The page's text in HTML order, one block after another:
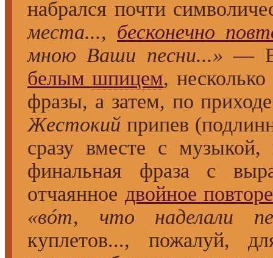
набрался почти
места..., бесконечно
мною Ваши песни...» —
белымшпицем,
фразы, а затем, по
Жестокий припев
сразу вместе с
финальная фраза с
отчаянное двойное
«вóт, что наделали
куплетов..., пожалуй,